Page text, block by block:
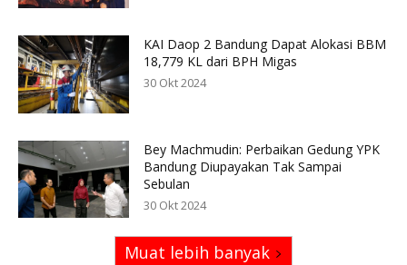
KAI Daop 2 Bandung Dapat Alokasi BBM
18,779 KL dari BPH Migas
30 Okt 2024
Bey Machmudin: Perbaikan Gedung YPK
Bandung Diupayakan Tak Sampai
Sebulan
30 Okt 2024
Muat lebih banyak